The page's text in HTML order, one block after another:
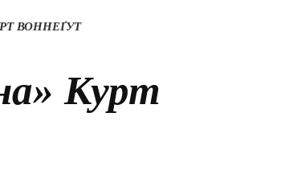
ВОННЕҐУТ
Курт